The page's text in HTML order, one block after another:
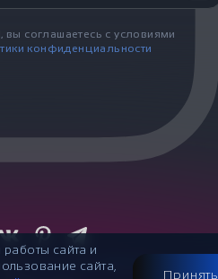
сайта и
сайта,
Принять
вы соглашаетесь с условиями
конфиденциальности
Публичная оферта